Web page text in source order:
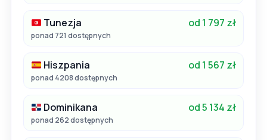
Tunezja od 1 797 zł
ponad 721 dostępnych
Hiszpania od 1 567 zł
ponad 4208 dostępnych
Dominikana od 5 134 zł
ponad 262 dostępnych